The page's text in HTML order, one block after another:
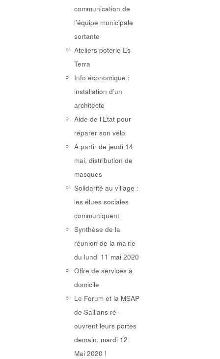
communication de
l’équipe municipale
sortante
Ateliers poterie Es
Terra
Info économique :
installation d’un
architecte
Aide de l’Etat pour
réparer son vélo
A partir de jeudi 14
mai, distribution de
masques
Solidarité au village :
les élues sociales
communiquent
Synthèse de la
réunion de la mairie
du lundi 11 mai 2020
Offre de services à
domicile
Le Forum et la MSAP
de Saillans ré-
ouvrent leurs portes
demain, mardi 12
Mai 2020 !